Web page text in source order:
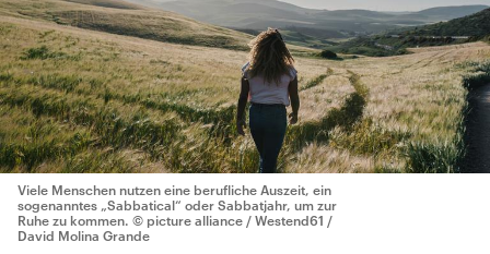
Viele Menschen nutzen eine berufliche Auszeit, ein
sogenanntes „Sabbatical“ oder Sabbatjahr, um zur
Ruhe zu kommen. © picture alliance / Westend61 /
David Molina Grande